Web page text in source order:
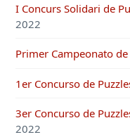
I Concurs Solidari de
2022
Primer Campeonato
1er Concurso de
3er Concurso de
2022